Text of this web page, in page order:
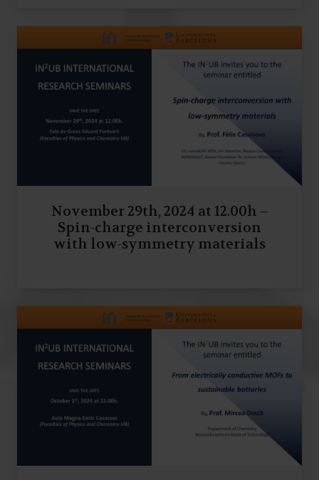
November 29th, 2024 at 12.00h –
Spin-charge interconversion
with low-symmetry materials